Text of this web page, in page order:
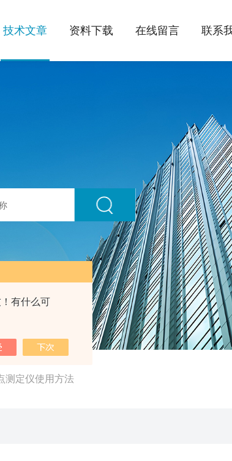
有什么可
技术文章 资料下载 在线留言 联系
测定仪使用方法